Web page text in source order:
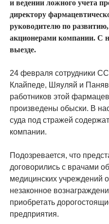
и ведении ложного учета
директору
руководителю по
акционерами компании. С
выезде.
24 февраля сотрудники
Клайпеде, Шяуляй и
работников этой
произведены обыски. В
суда под стражей
компании.
Подозревается, что
договорились с врачами
медицинских учреждений
незаконное
приобретать
предприятия.